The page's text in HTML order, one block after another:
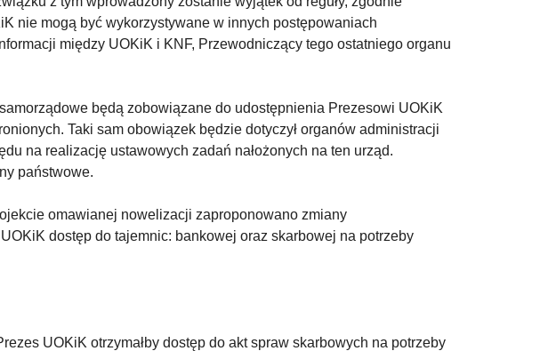
nie mogą być wykorzystywane w innych postępowaniach
między UOKiK i KNF, Przewodniczący tego ostatniego organu
będą zobowiązane do udostępnienia Prezesowi UOKiK
Taki sam obowiązek będzie dotyczył organów administracji
na realizację ustawowych zadań nałożonych na ten urząd.
państwowe.
omawianej nowelizacji zaproponowano zmiany
dostęp do tajemnic: bankowej oraz skarbowej na potrzeby
UOKiK otrzymałby dostęp do akt spraw skarbowych na potrzeby